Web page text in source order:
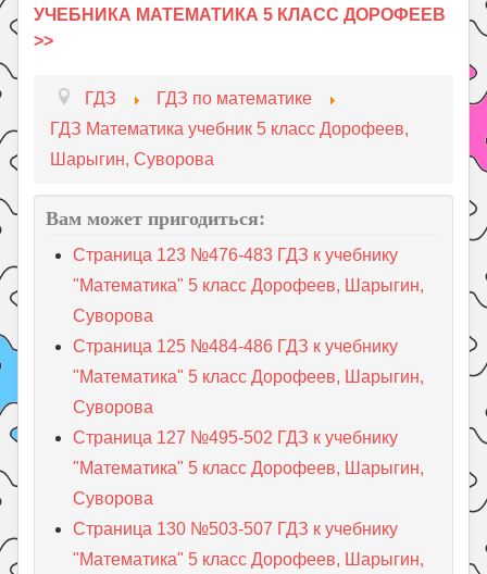
УЧЕБНИКА МАТЕМАТИКА 5 КЛАСС ДОРОФЕЕВ
>>
ГДЗ
ГДЗ по математике
ГДЗ Математика учебник 5 класс Дорофеев,
Шарыгин, Суворова
Вам может пригодиться:
Страница 123 №476-483 ГДЗ к учебнику
"Математика" 5 класс Дорофеев, Шарыгин,
Суворова
Страница 125 №484-486 ГДЗ к учебнику
"Математика" 5 класс Дорофеев, Шарыгин,
Суворова
Страница 127 №495-502 ГДЗ к учебнику
"Математика" 5 класс Дорофеев, Шарыгин,
Суворова
Страница 130 №503-507 ГДЗ к учебнику
"Математика" 5 класс Дорофеев, Шарыгин,